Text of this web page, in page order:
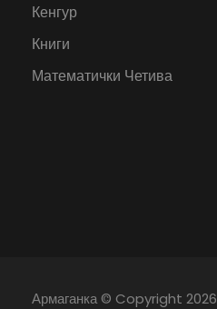
Кенгур
Книги
Математички Четива
Армаганка© Copyright 2026